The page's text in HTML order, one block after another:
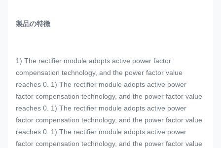
製品の特徴
1) The rectifier module adopts active power factor
compensation technology, and the power factor value
reaches 0. 1) The rectifier module adopts active power
factor compensation technology, and the power factor value
reaches 0. 1) The rectifier module adopts active power
factor compensation technology, and the power factor value
reaches 0. 1) The rectifier module adopts active power
factor compensation technology, and the power factor value